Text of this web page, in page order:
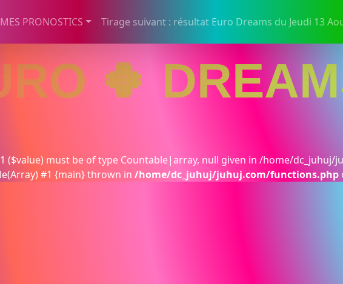
MES PRONOSTICS Tirage suivant : résultat Euro Dreams du Jeudi 13
🍀
($value) must be of type Countable|array, null given in /home/dc_juhuj/
#1 {main} thrown in /home/dc_juhuj/juhuj.com/functions.php